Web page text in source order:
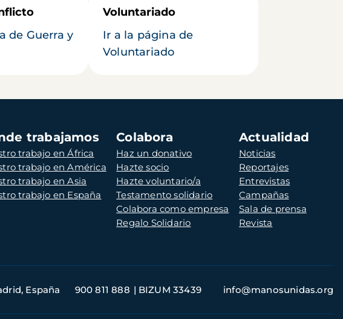
de Guerra y
Voluntariado
Ir a la página de
Voluntariado
trabajamos
trabajo en África
trabajo en América
trabajo en Asia
trabajo en España
Colabora
Haz un donativo
Hazte socio
Hazte voluntario/a
Testamento solidario
Colabora como empresa
Regalo Solidario
Actualidad
Noticias
Reportajes
Entrevistas
Campañas
Sala de prensa
Revista
España 900 811 888 BIZUM 33439 info@manosunidas.org